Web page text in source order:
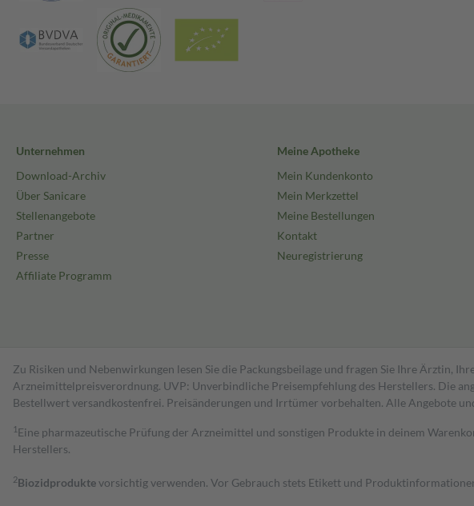
Unternehmen
Download-Archiv
Über Sanicare
Stellenangebote
Partner
Presse
Affiliate Programm
Meine Apotheke
Mein Kundenkonto
Mein Merkzettel
Meine Bestellungen
Kontakt
Neuregistrierung
Zu Risiken und Nebenwirkungen lesen Sie die Packungsbeilage und fragen Sie Ihre Ärztin,
Arzneimittelpreisverordnung. UVP: Unverbindliche Preisempfehlung des Herstellers. Die
Bestell­wert versand­kosten­frei. Preisänderungen und Irrtümer vorbehalten. Alle Angebote
1 Eine pharmazeutische Prüfung der Arzneimittel und sonstigen Produkte in deinem
Herstellers.
2Biozidproduktevorsichtig verwenden. Vor Gebrauch stets Etikett und